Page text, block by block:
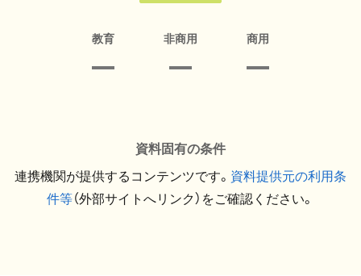
教育 非商用 商用
資料固有の条件
連携機関が提供するコンテンツです。 資料提供元の利用条
件等（外部サイトへリンク）をご確認ください。